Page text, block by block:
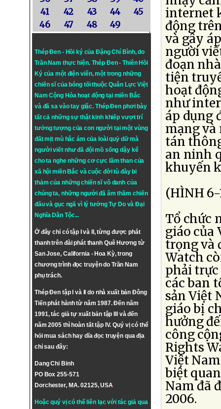
41
42 43 44
45
46
47 48 49
Thép Đen - Hồi ký của Đặng Chí Bình, do
Trần Nam thực hiện. Thép Đen- Thiên Hồi
Ký của một điện viên, một trong những
chiến sĩ của bóng tối thuộc Quân Lực Việt
Nam Cộng Hòa hoạt động tại miền Bắc
và đã sa vào tay giặc. Thép Đen phơi bày
tất cả những sự thật kinh khiếp vượt trí
tưởng tượng của con người tại một vùng
đất mịt mù hắc ám của loài quỷ dữ mà
người viết như đã đội mồ sống dậy kể
cho ta nghe những cơ cực lầm than của
xã hội miền Bắc và cuộc đời tù đày bi
thảm của những chiến sĩ vô danh của
chúng ta, những người đã âm thầm chiến
đấu và gục ngã vì lý tưởngTự DovàĐại
Nghĩa Dân Tộc...
Ở đây chỉ có tập I và II, từng được phát
thanh trên đài phát thanh Quê Hương từ
San Jose, California - Hoa Kỳ, trong
chương trình đọc truyện do Trần Nam
phụ trách.
Thép Đen tập I và II do nhà xuất bản Đông
Tiến phát hành từ năm 1987. Đến năm
1991, tác giả tự xuất bản tập III và đến
năm 2005 thì hoàn tất tập IV. Quý vị có thể
hỏi mua sách hay dĩa đọc truyện qua địa
chỉ sau đây:
Dang Chi Binh
PO Box 255-571
Dorchester, MA. 02125, USA
Hoặc quý vị có thể liên lạc với tác giả qua
internet
động
và gây
người
đoạn
tiện
hoạt
như
áp dụng
mạng
tán
an ninh
khuyến
(HÌNH 6-
Tổ chức
giáo của
trọng và
Watch
phải trực
các ban
sản Việt
giáo bị
hưởng
công
Rights
Việt
biệt
Nam đã
2006.